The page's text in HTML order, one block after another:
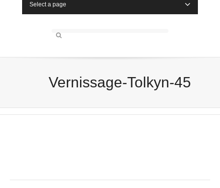
Select a page
Vernissage-Tolkyn-45